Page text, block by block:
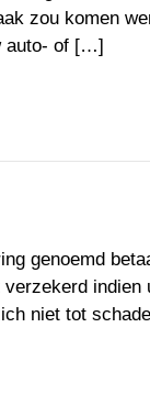
zou komen
auto- of […]
genoemd
niet tot